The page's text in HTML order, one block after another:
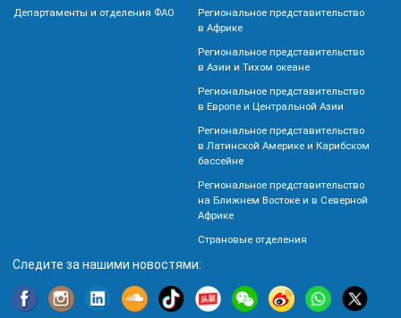
Департаменты и отделения ФАО
Региональное представительство
в Африке
Региональное представительство
в Азии и Тихом океане
Региональное представительство
в Европе и Центральной Азии
Региональное представительство
в Латинской Америке и Карибском
бассейне
Региональное представительство
на Ближнем Востоке и в Северной
Африке
Страновые отделения
Следите за нашими новостями: